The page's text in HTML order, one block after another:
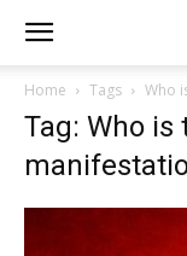
Home Tags Who
Tag: Who